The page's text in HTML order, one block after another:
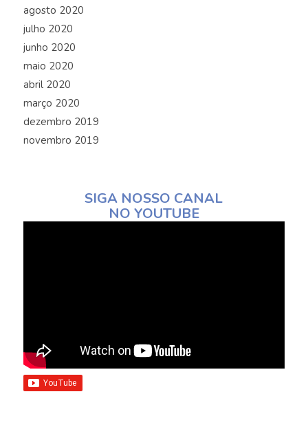
agosto 2020
julho 2020
junho 2020
maio 2020
abril 2020
março 2020
dezembro 2019
novembro 2019
SIGA NOSSO CANAL
NO YOUTUBE